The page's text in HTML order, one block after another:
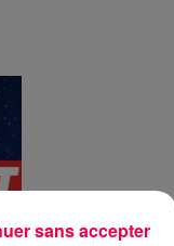
sans accepter